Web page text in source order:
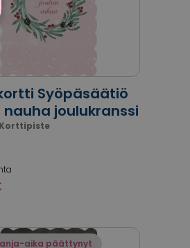
Syöpäsäätiö
nauha joulukranssi
aika päättynyt